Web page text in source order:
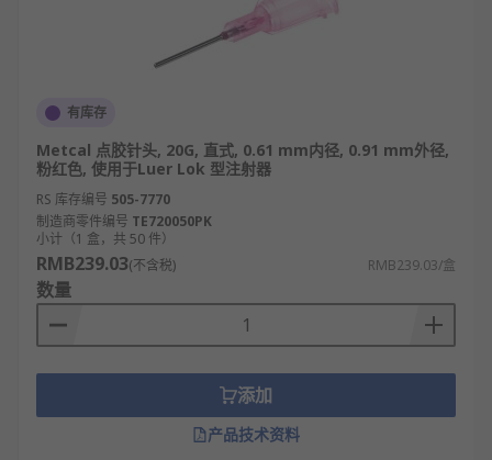
有库存
Metcal 点胶针头, 20G, 直式, 0.61 mm内径, 0.91 mm外径,
粉红色, 使用于Luer Lok 型注射器
RS 库存编号 505-7770
制造商零件编号 TE720050PK
小计（1 盒，共 50 件）
RMB239.03(不含税) RMB239.03/盒
数量
添加
产品技术资料